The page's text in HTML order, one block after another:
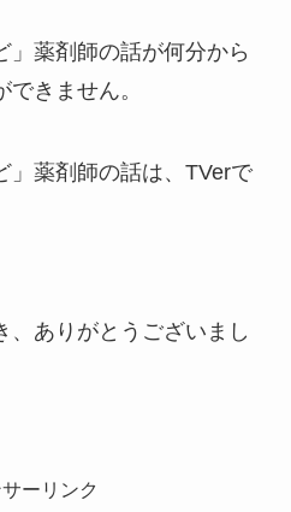
」薬剤師の話が何分から
きません。
」薬剤師の話は、TVerで
、ありがとうございまし
ーリンク